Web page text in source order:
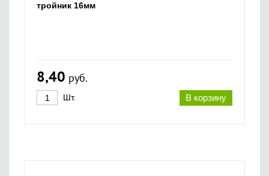
тройник 16мм
8,40 руб.
В корзину
Шт.